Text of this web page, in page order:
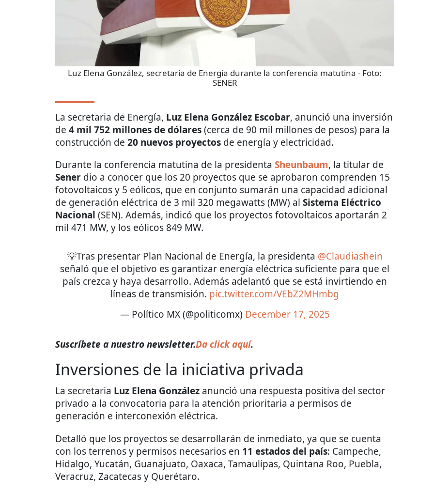
Luz Elena González, secretaria de Energía durante la conferencia matutina - Foto:
SENER
La secretaria de Energía, Luz Elena González Escobar, anunció una inversión
de 4 mil 752 millones de dólares(cerca de 90 mil millones de pesos) para la
construcción de 20 nuevos proyectos de energía y electricidad.
Durante la conferencia matutina de la presidenta Sheunbaum, la titular de
Sener dio a conocer que los 20 proyectos que se aprobaron comprenden 15
fotovoltaicos y 5 eólicos, que en conjunto sumarán una capacidad adicional
de generación eléctrica de 3 mil 320 megawatts (MW) al Sistema Eléctrico
Nacional (SEN). Además, indicó que los proyectos fotovoltaicos aportarán 2
mil 471 MW, y los eólicos 849 MW.
💡Tras presentar Plan Nacional de Energía, la presidenta @Claudiashein
señaló que el objetivo es garantizar energía eléctrica suficiente para que el
país crezca y haya desarrollo. Además adelantó que se está invirtiendo en
líneas de transmisión. pic.twitter.com/VEbZ2MHmbg
— Político MX (@politicomx) December 17, 2025
Suscríbete a nuestro newsletter.Da click aquí.
Inversiones de la iniciativa privada
La secretaria Luz Elena González anunció una respuesta positiva del sector
privado a la convocatoria para la atención prioritaria a permisos de
generación e interconexión eléctrica.
Detalló que los proyectos se desarrollarán de inmediato, ya que se cuenta
con los terrenos y permisos necesarios en 11 estados del país: Campeche,
Hidalgo, Yucatán, Guanajuato, Oaxaca, Tamaulipas, Quintana Roo, Puebla,
Veracruz, Zacatecas y Querétaro.